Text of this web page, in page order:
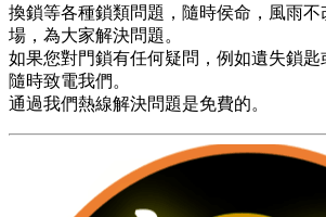
換鎖等各種鎖類問題，隨時侯命，風雨不
場，為大家解決問題。
如果您對門鎖有任何疑問，例如遺失鎖
隨時致電我們。
通過我們熱線解決問題是免費的。